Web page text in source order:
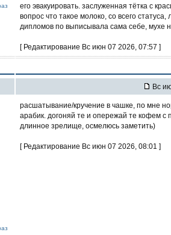
его эвакуировать. заслуженная тётка с
вопрос что такое молоко, со всего
дипломов по выписывала сама себе, мухе
[ Редактирование Вс июн 07 2026, 07:57 ]
Вс
расшатывание/кручение в чашке, по мне
арабик. догоняй те и опережай те кофем
длинное зрелище, осмелюсь заметить)
[ Редактирование Вс июн 07 2026, 08:01 ]